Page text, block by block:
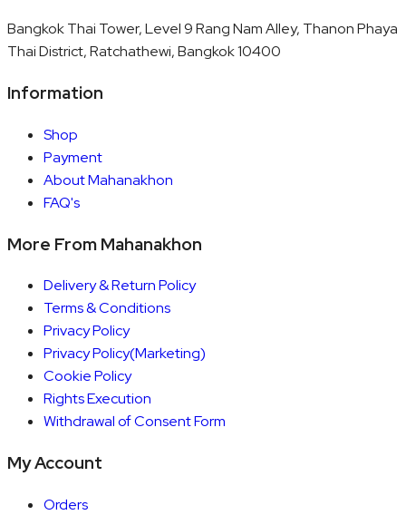
Bangkok Thai Tower, Level 9 Rang Nam Alley, Thanon Phaya
Thai District, Ratchathewi, Bangkok 10400
Information
Shop
Payment
About Mahanakhon
FAQ's
More From Mahanakhon
Delivery & Return Policy
Terms & Conditions
Privacy Policy
Privacy Policy(Marketing)
Cookie Policy
Rights Execution
Withdrawal of Consent Form
My Account
Orders